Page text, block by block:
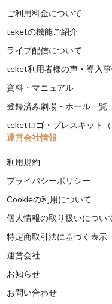
ご利用料金について
teketの機能ご紹介
ライブ配信について
teket利用者様の声・導入
資料・マニュアル
登録済み劇場・ホール一覧
teketロゴ・プレスキット（
運営会社情報
利用規約
プライバシーポリシー
Cookieの利用について
個人情報の取り扱いについ
特定商取引法に基づく表示
運営会社
お知らせ
お問い合わせ